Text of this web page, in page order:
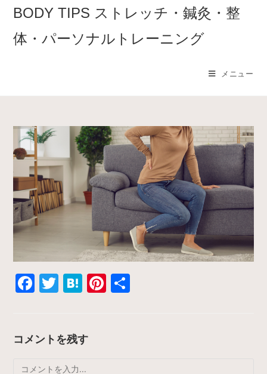
ス
BODY TIPS ストレッチ・鍼灸・整
体・パーソナルトレーニング
メニュー
F
e
b
T
er
H
n
Pi
コメントを残す